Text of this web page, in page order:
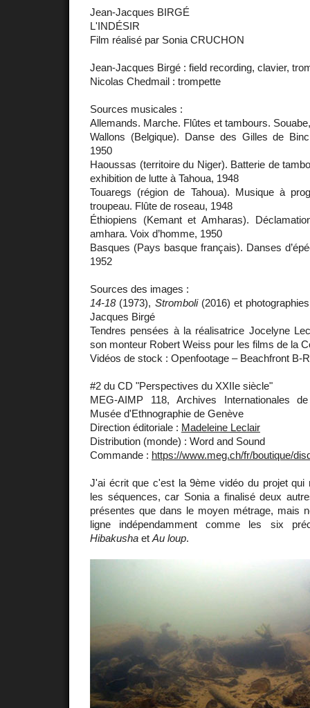
Jean-Jacques BIRGÉ
L'INDÉSIR
Film réalisé par Sonia CRUCHON
Jean-Jacques Birgé : field recording, clavier,
Nicolas Chedmail : trompette
Sources musicales :
Allemands. Marche. Flûtes et tambours.
Wallons (Belgique). Danse des Gilles de
1950
Haoussas (territoire du Niger). Batterie de
exhibition de lutte à Tahoua, 1948
Touaregs (région de Tahoua). Musique à
troupeau. Flûte de roseau, 1948
Éthiopiens (Kemant et Amharas).
amhara. Voix d’homme, 1950
Basques (Pays basque français). Danses
1952
Sources des images :
14-18(1973), Stromboli(2016) et
Jacques Birgé
Tendres pensées à la réalisatrice Jocelyne
son monteur Robert Weiss pour les films de la
Vidéos de stock : Openfootage – Beachfront B-
#2 du CD "Perspectives du XXIIe siècle"
MEG-AIMP 118, Archives Internationales
Musée d'Ethnographie de Genève
Direction éditoriale : Madeleine Leclair
Distribution (monde) : Word and Sound
Commande : https://www.meg.ch/fr/boutique/
J'ai écrit que c'est la 9ème vidéo du projet qui
les séquences, car Sonia a finalisé deux
présentes que dans le moyen métrage, mais
ligne indépendamment comme les six
Hibakusha et Au loup.